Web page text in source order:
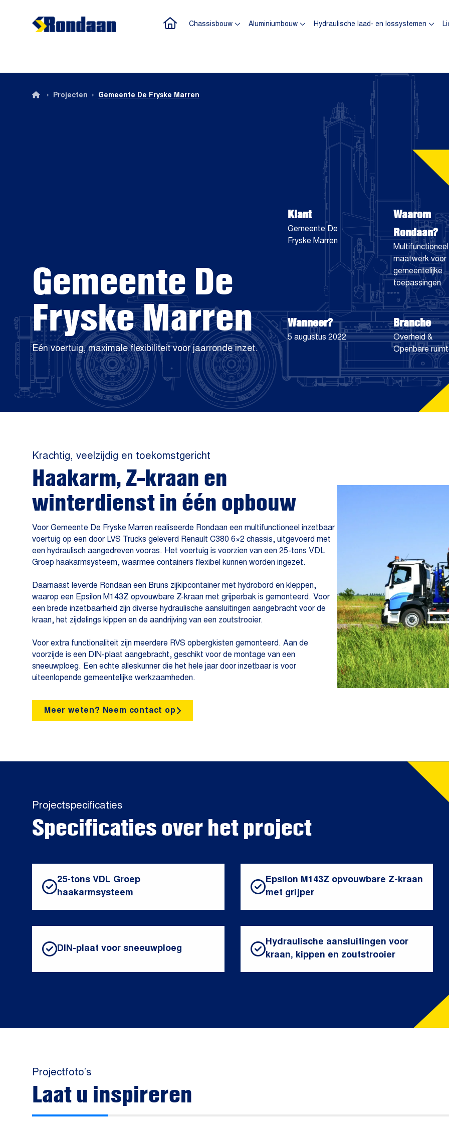
Naar de homepagina
Chassisbouw Aluminiumbouw Hydraulische laad- en lossystemen
Gemeente De
Fryske Marren
Eén voertuig, maximale flexibiliteit voor jaarronde inzet.
› Projecten › Gemeente De Fryske Marren
Klant
Gemeente De
Fryske Marren
Waarom
Rondaan?
Multifunctioneel
maatwerk voor
gemeentelijke
toepassingen
Wanneer?
5 augustus 2022
Branche
Overheid &
Openbare
Krachtig, veelzijdig en toekomstgericht
Haakarm, Z-kraan en
winterdienst in één opbouw
Voor Gemeente De Fryske Marren realiseerde Rondaan een multifunctioneel inzetbaar
voertuig op een door LVS Trucks geleverd Renault C380 6×2 chassis, uitgevoerd met
een hydraulisch aangedreven vooras. Het voertuig is voorzien van een 25-tons VDL
Groep haakarmsysteem, waarmee containers flexibel kunnen worden ingezet.
Daarnaast leverde Rondaan een Bruns zijkipcontainer met hydrobord en kleppen,
waarop een Epsilon M143Z opvouwbare Z-kraan met grijperbak is gemonteerd. Voor
een brede inzetbaarheid zijn diverse hydraulische aansluitingen aangebracht voor de
kraan, het zijdelings kippen en de aandrijving van een zoutstrooier.
Voor extra functionaliteit zijn meerdere RVS opbergkisten gemonteerd. Aan de
voorzijde is een DIN-plaat aangebracht, geschikt voor de montage van een
sneeuwploeg. Een echte alleskunner die het hele jaar door inzetbaar is voor
uiteenlopende gemeentelijke werkzaamheden.
Meer weten? Neem contact op
Projectspecificaties
Specificaties over het project
25-tons VDL Groep
haakarmsysteem
Epsilon M143Z opvouwbare Z-kraan
met grijper
DIN-plaat voor sneeuwploeg
Hydraulische aansluitingen voor
kraan, kippen en zoutstrooier
Projectfoto’s
Laat u inspireren